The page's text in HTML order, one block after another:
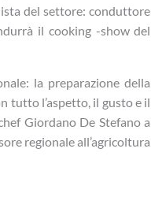
del settore: conduttore
il cooking -show del
la preparazione della
tutto l’aspetto, il gusto e il
Giordano De Stefano a
regionale all’agricoltura